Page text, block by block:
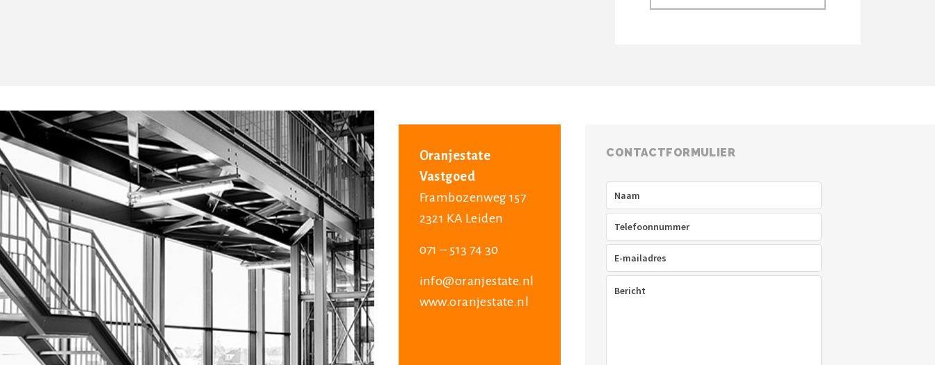
Oranjestate
Vastgoed
Frambozenweg 157
2321 KA Leiden
071 – 513 74 30
info@oranjestate.nl
www.oranjestate.nl
CONTACTFORMULIER
Telefoon
mailadres(Vereist)